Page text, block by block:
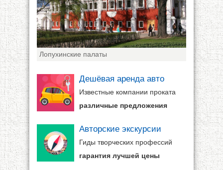
Лопухинские палаты
Дешёвая аренда авто
Известные компании проката
различные предложения
Авторские экскурсии
Гиды творческих профессий
гарантия лучшей цены